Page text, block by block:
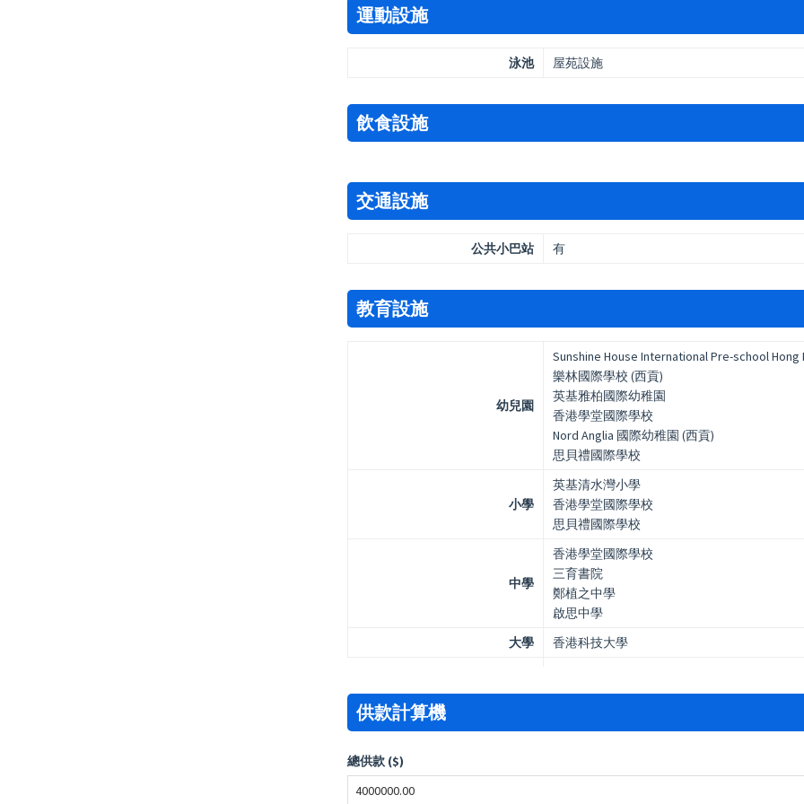
運動設施
泳池 屋苑設施
飲食設施
交通設施
公共小巴站 有
教育設施
幼兒園
Sunshine House International Pre-school Hong
樂林國際學校 (西貢)
英基雅柏國際幼稚園
香港學堂國際學校
Nord Anglia 國際幼稚園 (西貢)
思貝禮國際學校
小學
英基清水灣小學
香港學堂國際學校
思貝禮國際學校
中學
香港學堂國際學校
三育書院
鄭植之中學
啟思中學
大學
香港科技大學
供款計算機
總供款 ($)